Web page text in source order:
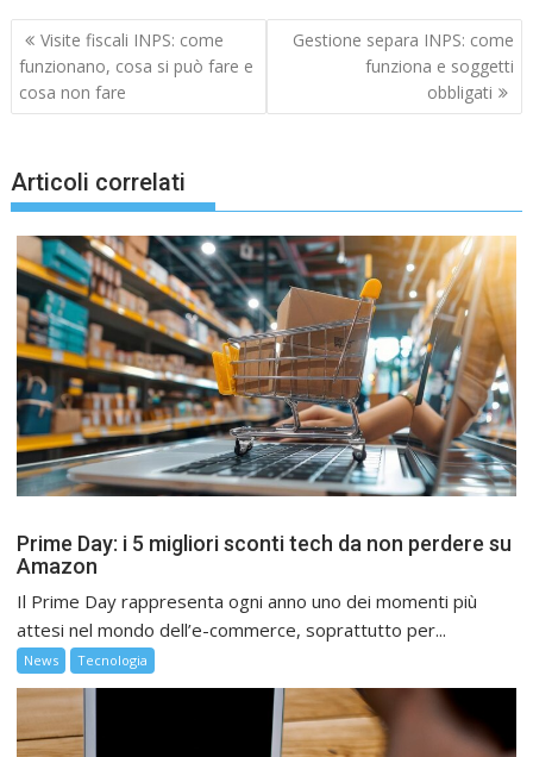
Navigazione
articoli
Visite fiscali INPS: come
funzionano, cosa si può fare e
cosa non fare
Gestione separa INPS: come
funziona e soggetti
obbligati
Articoli correlati
Prime Day: i 5 migliori sconti tech da non perdere su
Amazon
Il Prime Day rappresenta ogni anno uno dei momenti più
attesi nel mondo dell’e-commerce, soprattutto per...
News Tecnologia